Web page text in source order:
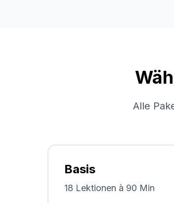
Alle
Basis
18 Lektionen à 90 Min